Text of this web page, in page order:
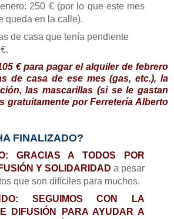
250 € (por lo que este mes
queda en la calle).
de casa que tenía pendiente
€ para pagar el alquiler de febrero
de casa de ese mes (gas, etc.), la
las mascarillas (si se le gastan
gratuitamente por Ferretería Alberto
FINALIZADO?
GRACIAS A TODOS POR
Y SOLIDARIDAD a pesar
que son difíciles para muchos.
SEGUIMOS CON LA
DIFUSIÓN PARA AYUDAR A